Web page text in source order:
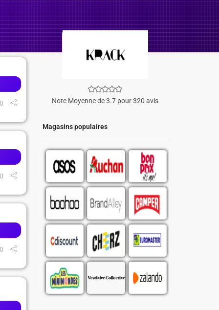
Note Moyenne de 3.7 pour 320 avis
Magasins populaires